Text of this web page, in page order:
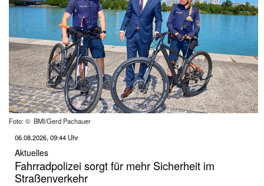
Foto: © BMI/Gerd Pachauer
06.08.2026, 09:44 Uhr
Aktuelles
Fahrradpolizei sorgt für mehr Sicherheit im
Straßenverkehr